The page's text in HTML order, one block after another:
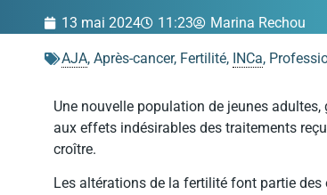
13 mai 2024 11:23 Marina Rechou
AJA, Après-cancer, Fertilité, INCa,
Une nouvelle population de jeunes
aux effets indésirables des traitements
croître.
Les altérations de la fertilité font partie